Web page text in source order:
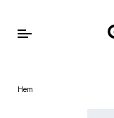
Hem